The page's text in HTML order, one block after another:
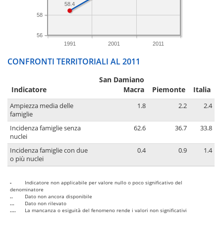
1991 2001 2011
56
58
58.4
CONFRONTI TERRITORIALI AL 2011
Indicatore
San Damiano
Macra
Piemonte Italia
Ampiezza media delle
famiglie
1.8 2.2 2.4
Incidenza famiglie senza
nuclei
62.6 36.7 33.8
Incidenza famiglie con due
o più nuclei
0.4 0.9 1.4
-
Indicatore non applicabile per valore nullo o poco significativo del
denominatore
..
Dato non ancora disponibile
...
Dato non rilevato
....
La mancanza o esiguità del fenomeno rende i valori non significativi